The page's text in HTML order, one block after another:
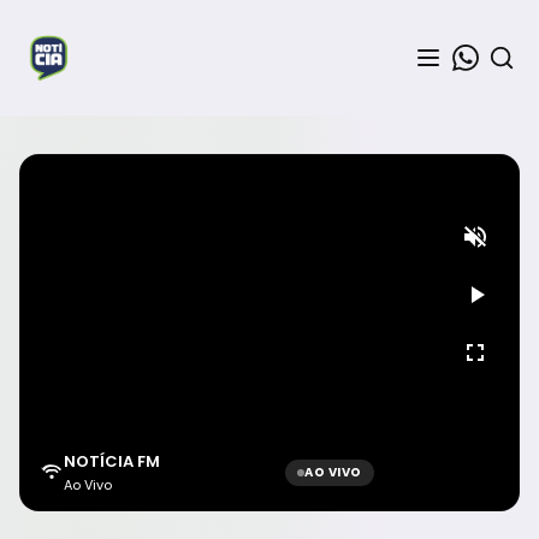
NOTÍCIA FM
Ao Vivo
AO VIVO